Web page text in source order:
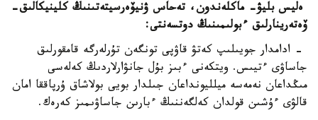
ەليس بليۋ- ماكلەندون، تەحاس ۋنيۆەرسيتەتىنىڭ كلينيكالىق-
ۆەتەرينارلىق ءبولىمىنىڭ دوتسەنتى:
- ادامدار جويىلىپ كەتۋ قاۋپى تونگەن تۇرلەرگە قامقورلىق
جاساۋى ءتيىس. ويتكەنى ءبىز بۇل جانۋارلاردىڭ كەلەسى
مىڭداعان نەمەسە ميلليونداعان جىلدار بويى بولاشاق ۇرپاققا امان
قالۋى ءۇشىن قولدان كەلگەننىڭ ءبارىن جاساۋىمىز كەرەك.